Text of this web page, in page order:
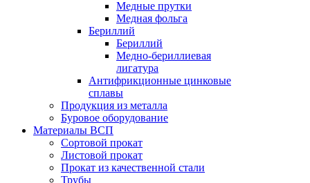
Медные прутки
Медная фольга
Бериллий
Бериллий
Медно-бериллиевая
лигатура
Антифрикционные цинковые
сплавы
Продукция из металла
Буровое оборудование
Материалы ВСП
Сортовой прокат
Листовой прокат
Прокат из качественной стали
Трубы